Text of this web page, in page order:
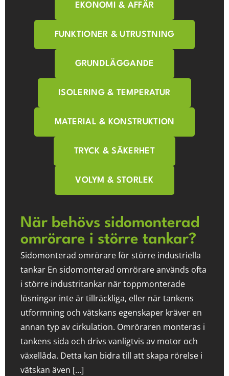
EKONOMI & AFFÄR
FUNKTIONER & UTRUSTNING
GRUNDLÄGGANDE
ISOLERING & TEMPERATUR
MATERIAL & KONSTRUKTION
TRYCK & SÄKERHET
VOLYM & STORLEK
När behövs sidomonterad
omrörare i större tankar?
Sidomonterad omrörare för större industriella
tankar En sidomonterad omrörare används ofta
i större industritankar när toppmonterade
lösningar inte är tillräckliga, eller när tankens
utformning och vätskans egenskaper kräver en
annan typ av cirkulation. Omröraren monteras i
tankens sida och drivs vanligtvis av motor och
växellåda. Detta kan bidra till att skapa rörelse i
vätskan även […]